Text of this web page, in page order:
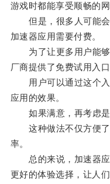
游戏时都能享受顺畅的网
但是，很多人可能会
加速器应用需要付费。
为了让更多用户能够
厂商提供了免费试用入口
用户可以通过这个入
应用的效果。
如果满意，再考虑是
这种做法不仅方便了
率。
总的来说，加速器应
更好的体验选择，让人